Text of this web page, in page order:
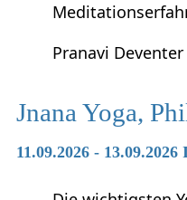
Pranavi Deventer
Jnana Yoga,
11.09.2026 -